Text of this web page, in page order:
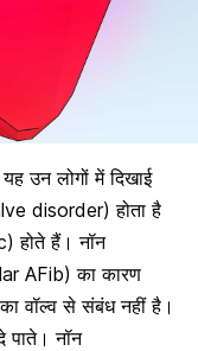
उन लोगों में दिखाई
disorder) होता है
होते हैं। नॉन
AFib) का कारण
वॉल्व से संबंध नहीं है।
पाते। नॉन